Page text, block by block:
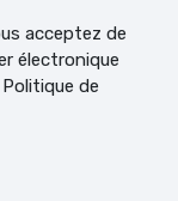
acceptez de
électronique
de